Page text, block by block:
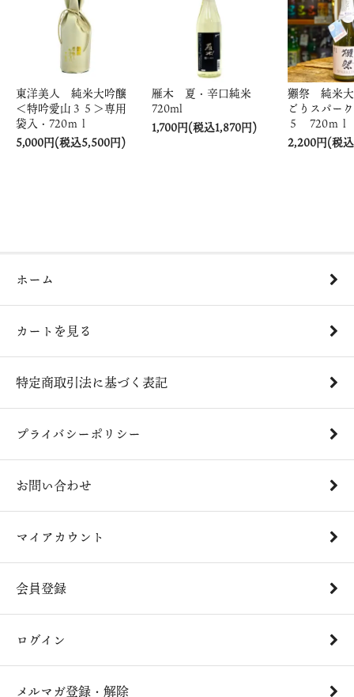
東洋美人 純米大吟醸
＜特吟愛山３５＞専用
袋入・720ｍｌ
5,000円(税込5,500円)
雁木 夏・辛口純米
720ml
1,700円(税込1,870円)
獺祭 純米
ごりスパー
５ 720ｍｌ
2,200円(税
ホーム
カートを見る
特定商取引法に基づく表記
プライバシーポリシー
お問い合わせ
マイアカウント
会員登録
ログイン
メルマガ登録・解除